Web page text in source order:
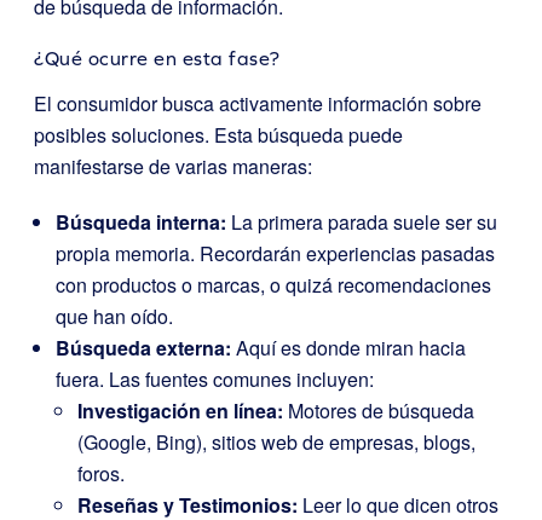
de búsqueda de información.
¿Qué ocurre en esta fase?
El consumidor busca activamente información sobre
posibles soluciones. Esta búsqueda puede
manifestarse de varias maneras:
Búsqueda interna: La primera parada suele ser su
propia memoria. Recordarán experiencias pasadas
con productos o marcas, o quizá recomendaciones
que han oído.
Búsqueda externa: Aquí es donde miran hacia
fuera. Las fuentes comunes incluyen:
Investigación en línea: Motores de búsqueda
(Google, Bing), sitios web de empresas, blogs,
foros.
Reseñas y Testimonios: Leer lo que dicen otros